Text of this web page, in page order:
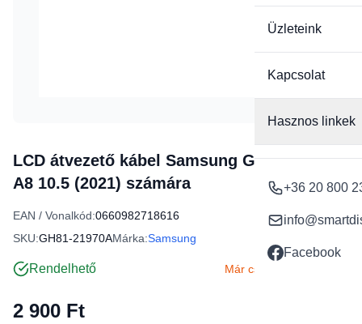
Üzleteink
Kapcsolat
Hasznos linkek
+36 20 800
Facebook
LCD átvezető kábel Samsung Galaxy Tab
A8 10.5 (2021) számára
EAN / Vonalkód:0660982718616
SKU:GH81-21970AMárka:Samsung
Rendelhető Már csak 1 db készleten
2 900 Ft